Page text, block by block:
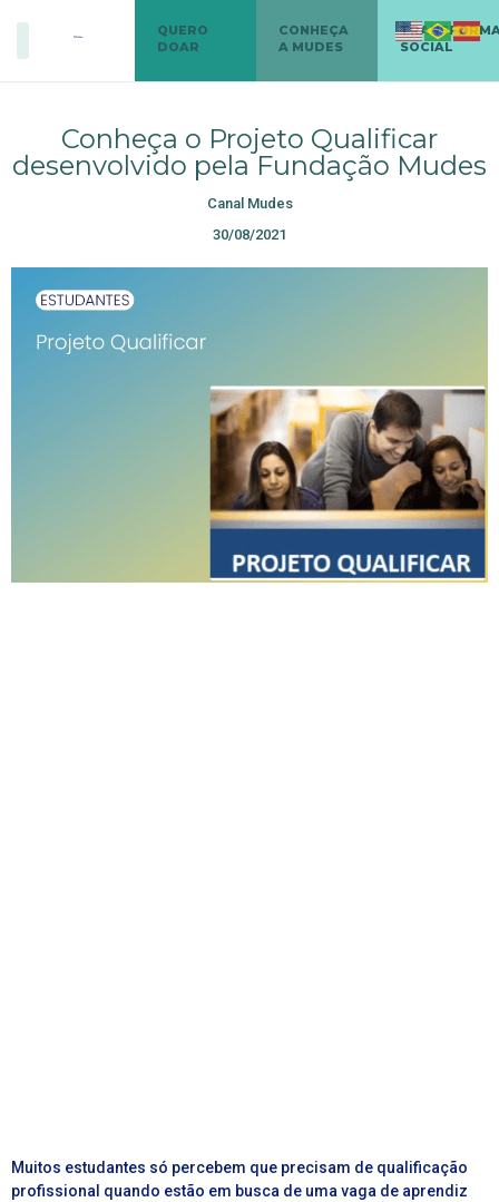
QUERO
DOAR
CONHEÇA
A MUDES
SOCIAL
Conheça o Projeto Qualificar
desenvolvido pela Fundação Mudes
Canal Mudes
30/08/2021
Muitos estudantes só percebem que precisam de qualificação
profissional quando estão em busca de uma vaga de aprendiz